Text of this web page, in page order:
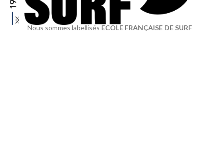
Nous sommes labellisés ECOLE FRANÇAISE DE SURF